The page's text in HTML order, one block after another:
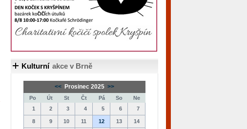
Kulturní akce v Brně
<< Prosinec 2025 >>
Po Út St Čt Pá So
Ne
1
2 3 4 5 6 7
8 9 10 11 12 13 14